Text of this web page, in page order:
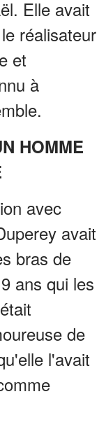
Elle avait
réalisateur
et
à
HOMME
avec
avait
bras de
ans qui les
de
l'avait